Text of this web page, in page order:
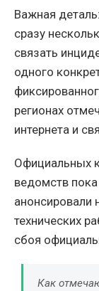
Важная
сразу
связать
одного
регионах
интернета и
Официальных
ведомств
анонсировали
технических
сбоя
Как